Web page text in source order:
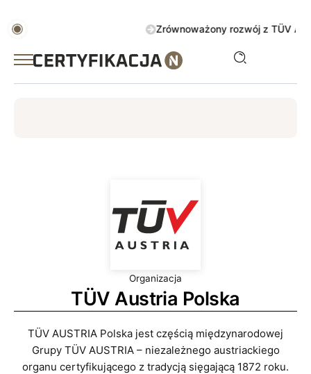
Zrównoważony rozwój z TÜV
Organizacja
TÜV Austria Polska
TÜV AUSTRIA Polska jest częścią międzynarodowej
Grupy TÜV AUSTRIA – niezależnego austriackiego
organu certyfikującego z tradycją sięgającą 1872 roku.